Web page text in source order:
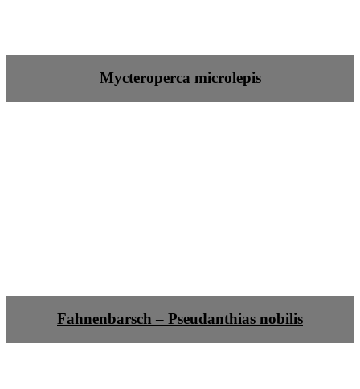
Mycteroperca microlepis
Fahnenbarsch – Pseudanthias nobilis